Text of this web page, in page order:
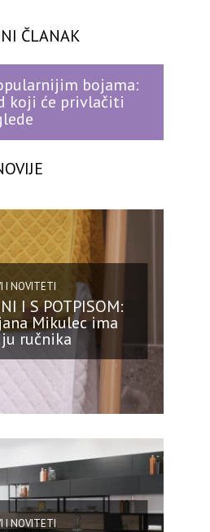
ČLANAK
bojama:
koji će privlačiti
I NOVITETI
I S POTPISOM:
Mikulec ima
ručnika
I NOVITETI